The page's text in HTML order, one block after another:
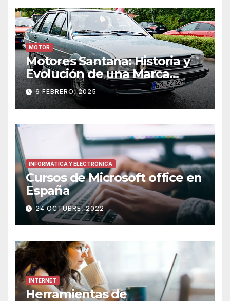
MOTOR
Motores Santana: Historia y
Evolución de una Marca
Icónica
6 FEBRERO, 2025
INFORMÁTICA Y ELECTRÓNICA
Cursos de Microsoft office en
España
24 OCTUBRE, 2022
INTERNET
Herramientas de